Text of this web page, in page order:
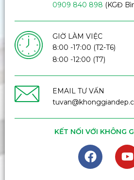
0909 840 898 (KGĐ
GIỜ LÀM VIỆC
8:00 -17:00 (T2-T6)
8:00 -12:00 (T7)
EMAIL TƯ VẤN
KẾT NỐI VỚI KHÔNG